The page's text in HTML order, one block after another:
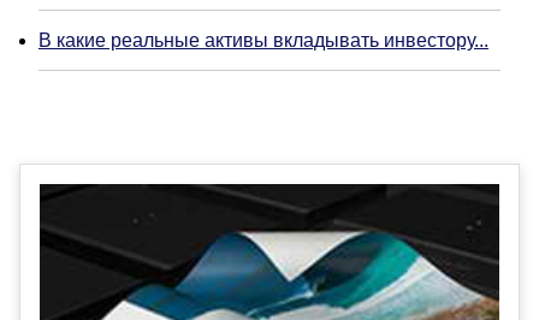
В какие реальные активы вкладывать инвестору...